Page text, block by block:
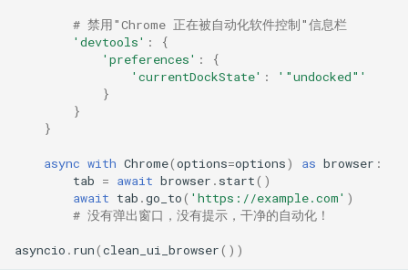
# 禁用"Chrome 正在被自动化软件控制"信息栏
'devtools' :
{
'preferences' :
{
'currentDockState' :
'"undocked"'
}
}
}
async with Chrome(options=options) as browser :
tab = await browser . start()
await tab .go_to( 'https://example.com' )
# 没有弹出窗口，没有提示，干净的自动化！
asyncio . run(clean_ui_browser())